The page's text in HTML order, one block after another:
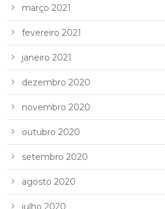
março 2021
fevereiro 2021
janeiro 2021
dezembro 2020
novembro 2020
outubro 2020
setembro 2020
agosto 2020
julho 2020